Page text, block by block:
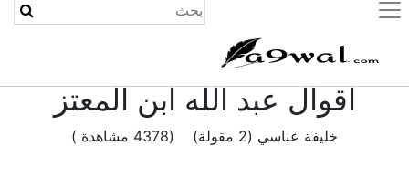
(current)
اقوال عبد الله ابن المعتز
خليفة عباسي (2 مقولة) (4378 مشاهدة )